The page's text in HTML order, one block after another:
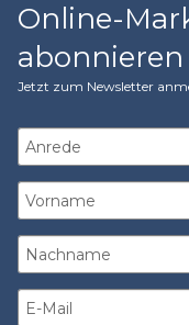
Online-
abonnieren
Jetzt zum Newsletter